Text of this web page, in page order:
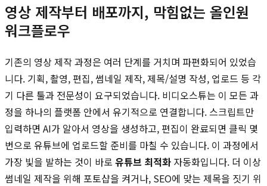
영상 제작부터 배포까지, 막힘없는 올인원
워크플로우
기존의 영상 제작 과정은 여러 단계를 거치며 파편화되어 있었습
니다. 기획, 촬영, 편집, 썸네일 제작, 제목/설명 작성, 업로드 등 각
기 다른 툴과 전문성이 요구되었습니다. 비디오스튜는 이 모든 과
정을 하나의 플랫폼 안에서 유기적으로 연결합니다. 스크립트만
입력하면 AI가 알아서 영상을 생성하고, 편집이 완료되면 클릭 몇
번으로 유튜브에 업로드할 준비를 마칠 수 있습니다. 이 과정에서
가장 빛을 발하는 것이 바로 유튜브 최적화 자동화입니다. 더 이상
썸네일 제작을 위해 포토샵을 켜거나, SEO에 맞는 제목을 짓기 위